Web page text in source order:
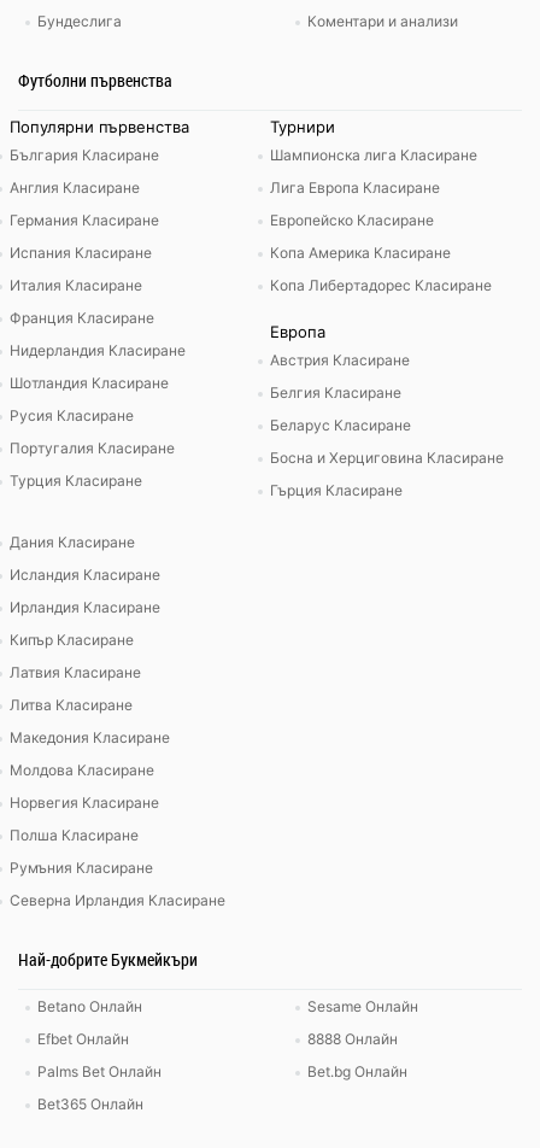
Бундеслига
Коментари и анализи
Футболни първенства
Популярни първенства
България Класиране
Англия Класиране
Германия Класиране
Испания Класиране
Италия Класиране
Франция Класиране
Нидерландия Класиране
Шотландия Класиране
Русия Класиране
Португалия Класиране
Турция Класиране
Турнири
Шампионска лига Класиране
Лига Европа Класиране
Европейско Класиране
Копа Америка Класиране
Копа Либертадорес Класиране
Европа
Австрия Класиране
Белгия Класиране
Беларус Класиране
Босна и Херциговина Класиране
Гърция Класиране
Дания Класиране
Исландия Класиране
Ирландия Класиране
Кипър Класиране
Латвия Класиране
Литва Класиране
Македония Класиране
Молдова Класиране
Норвегия Класиране
Полша Класиране
Румъния Класиране
Северна Ирландия Класиране
Най-добрите Букмейкъри
Betano Онлайн
Efbet Онлайн
Palms Bet Онлайн
Bet365 Онлайн
Sesame Онлайн
8888 Онлайн
Bet.bg Онлайн